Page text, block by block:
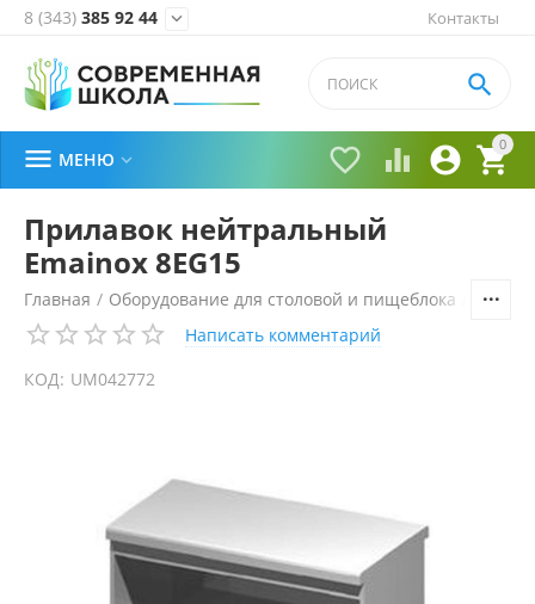
Контакты
8 (343) 385 92 44 
0


 

 МЕНЮ 
Прилавок нейтральный
Emainox 8EG15
Главная / Оборудование для столовой и пищеблока
Написать комментарий
КОД: UM042772